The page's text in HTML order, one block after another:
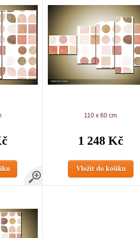
110 x 60 cm
1 248 Kč
Vložit do košíku